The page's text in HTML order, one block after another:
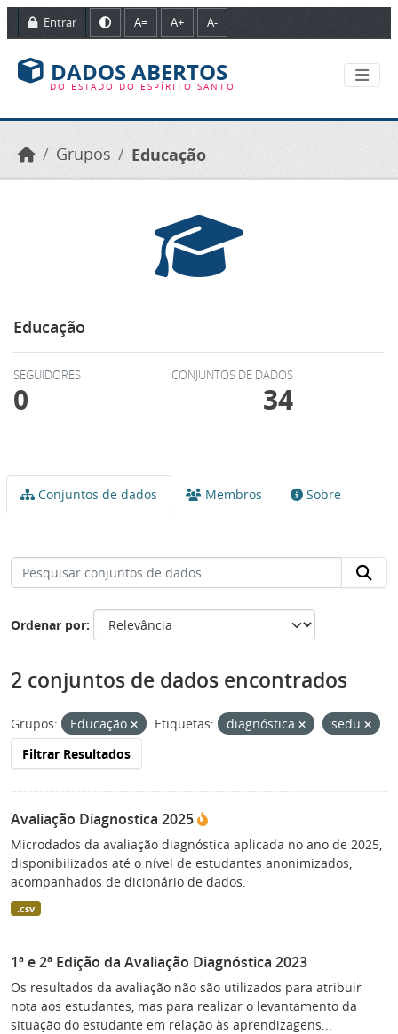
Ir para o conteúdo principal
Entrar A= A+ A-
DADOS ABERTOS
DO ESTADO DO ESPÍRITO SANTO
Grupos Educação
Educação
SEGUIDORES
0
CONJUNTOS DE DADOS
34
Conjuntos de dados Membros Sobre
Ordenar por
2 conjuntos de dados encontrados
Grupos: Educação Etiquetas: diagnóstica
sedu
Filtrar Resultados
Avaliação Diagnostica 2025
Microdados da avaliação diagnóstica aplicada no ano de 2025,
disponibilizados até o nível de estudantes anonimizados,
acompanhados de dicionário de dados.
.csv
1ª e 2ª Edição da Avaliação Diagnóstica 2023
Os resultados da avaliação não são utilizados para atribuir
nota aos estudantes, mas para realizar o levantamento da
situação do estudante em relação às aprendizagens...